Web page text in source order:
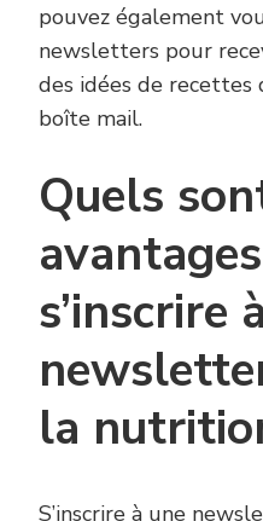
pouvez également
newsletters pour
des idées de
boîte mail.
Quels
s’inscrire
la
S’inscrire à une